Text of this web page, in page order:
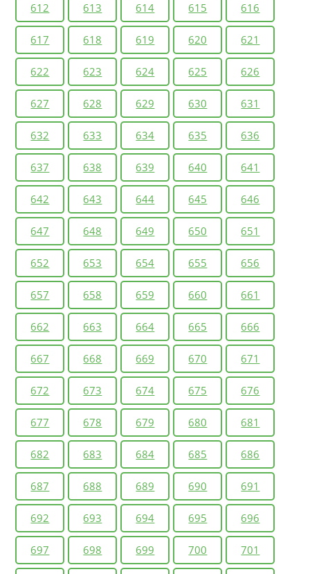
612 613 614 615 616
617 618 619 620 621
622 623 624 625 626
627 628 629 630 631
632 633 634 635 636
637 638 639 640 641
642 643 644 645 646
647 648 649 650 651
652 653 654 655 656
657 658 659 660 661
662 663 664 665 666
667 668 669 670 671
672 673 674 675 676
677 678 679 680 681
682 683 684 685 686
687 688 689 690 691
692 693 694 695 696
697 698 699 700 701